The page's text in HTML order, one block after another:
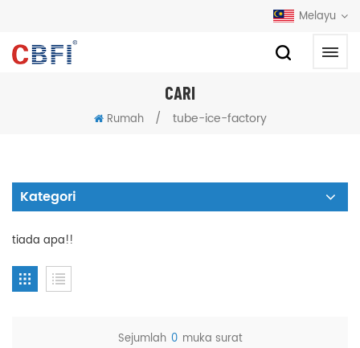
Melayu
CARI
Rumah / tube-ice-factory
Kategori
tiada apa!!
Sejumlah 0 muka surat